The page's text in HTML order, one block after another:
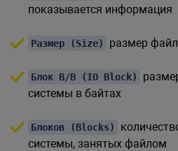
показывается информация
Размер (Size) размер
Блок В/В (IO Block)
системы в байтах
Блоков (Blocks)
системы, занятых файлом